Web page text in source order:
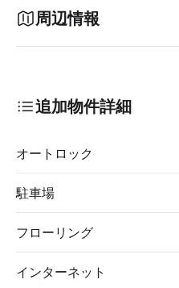
周辺情報
追加物件詳細
オートロック
駐車場
フローリング
インターネット